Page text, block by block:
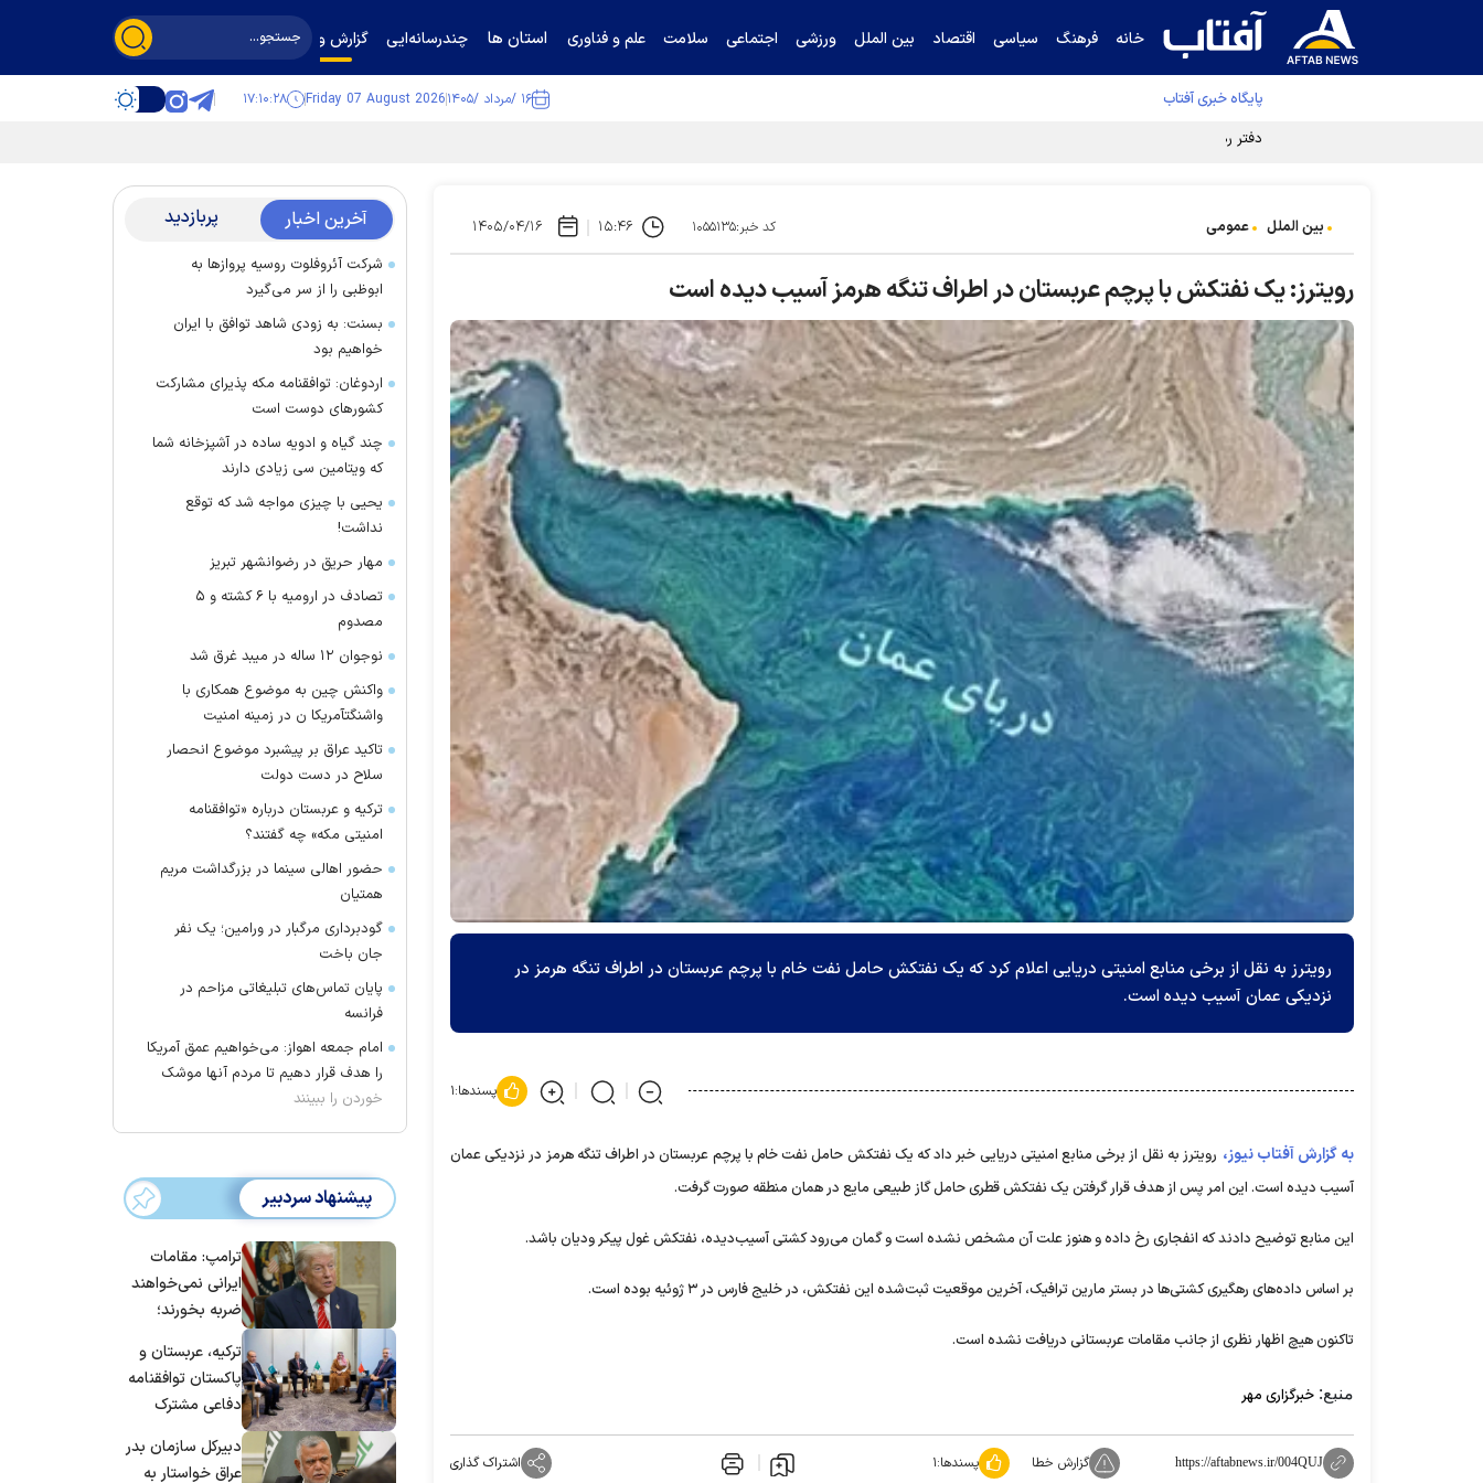
خانه فرهنگ سیاسی اقتصاد بین الملل ورزشی اجتماعی سلامت علم و فناوری استان ها چندرسانه‌ایی گزارش و گفت‌وگو
پایگاه خبری آفتاب ۱۶ /مرداد /۱۴۰۵ Friday 07 August 2026 ۱۷:۱۰:۲۹
دفتر رهبر انقلاب ادعای خرازی درباره پزشکیان را تکذیب کرد
بین الملل عمومی کد خبر:۱۰۵۵۱۳۵ ۱۵:۴۶ ۱۴۰۵/۰۴/۱۶
رویترز: یک نفتکش با پرچم عربستان در اطراف تنگه هرمز آسیب دیده است
رویترز به نقل از برخی منابع امنیتی دریایی اعلام کرد که یک نفتکش حامل نفت خام با پرچم عربستان در اطراف تنگه هرمز در
نزدیکی عمان آسیب دیده است.
پسندها:۱
به گزارش آفتاب نیوز، رویترز به نقل از برخی منابع امنیتی دریایی خبر داد که یک نفتکش حامل نفت خام با پرچم عربستان در اطراف تنگه هرمز در نزدیکی عمان
آسیب دیده است. این امر پس از هدف قرار گرفتن یک نفتکش قطری حامل گاز طبیعی مایع در همان منطقه صورت گرفت.
این منابع توضیح دادند که انفجاری رخ داده و هنوز علت آن مشخص نشده است و گمان می‌رود کشتی آسیب‌دیده، نفتکش غول پیکر ودیان باشد.
بر اساس داده‌های رهگیری کشتی‌ها در بستر مارین ترافیک، آخرین موقعیت ثبت‌شده این نفتکش، در خلیج فارس در ۳ ژوئیه بوده است.
تاکنون هیچ اظهار نظری از جانب مقامات عربستانی دریافت نشده است.
منبع: خبرگزاری مهر
https://aftabnews.ir/004QUJ گزارش خطا پسندها:۱ اشتراک گذاری
آخرین اخبار پربازدید
شرکت آئروفلوت روسیه پرواز‌ها به
ابوظبی را از سر می‌گیرد
بسنت: به زودی شاهد توافق با ایران
خواهیم بود
اردوغان: توافقنامه مکه پذیرای مشارکت
کشور‌های دوست است
چند گیاه و ادویه ساده در آشپزخانه شما
که ویتامین سی زیادی دارند
یحیی با چیزی مواجه شد که توقع
نداشت!
مهار حریق در رضوانشهر تبریز
تصادف در ارومیه با ۶ کشته و ۵
مصدوم
نوجوان ۱۲ ساله در میبد غرق شد
واکنش چین به موضوع همکاری با
واشنگتآمریکا ن در زمینه امنیت
تاکید عراق بر پیشبرد موضوع انحصار
سلاح در دست دولت
ترکیه و عربستان درباره «توافقنامه
امنیتی مکه» چه گفتند؟
حضور اهالی سینما در بزرگداشت مریم
همتیان
گودبرداری مرگبار در ورامین؛ یک نفر
جان باخت
پایان تماس‌های تبلیغاتی مزاحم در
فرانسه
امام جمعه اهواز: می‌خواهیم عمق آمریکا
را هدف قرار دهیم تا مردم آنها موشک
خوردن را ببینند
پیشنهاد سردبیر
ترامپ: مقامات
ایرانی نمی‌خواهند
ضربه بخورند؛
توافق برسند
ترکیه، عربستان و
پاکستان توافقنامه
دفاعی مشترک
دبیرکل سازمان بدر
عراق خواستار به